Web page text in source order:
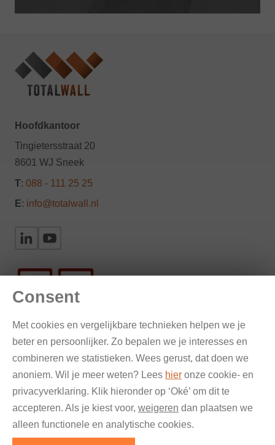
Hoofdkantoor
Tingietersstraat 20
8601 WJ Sneek
T: 088 - 111 25 25
E: info@totalwall.nl
Gevelinspectie en onderzoek
Verankering en bestekteksten
Renovatie & reparatie
Consent
Met cookies en vergelijkbare technieken helpen we je
beter en persoonlijker. Zo bepalen we je interesses en
combineren we statistieken. Wees gerust, dat doen we
anoniem. Wil je meer weten? Lees hier onze cookie- en
privacyverklaring. Klik hieronder op ‘Oké’ om dit te
accepteren. Als je kiest voor, weigeren dan plaatsen we
alleen functionele en analytische cookies.